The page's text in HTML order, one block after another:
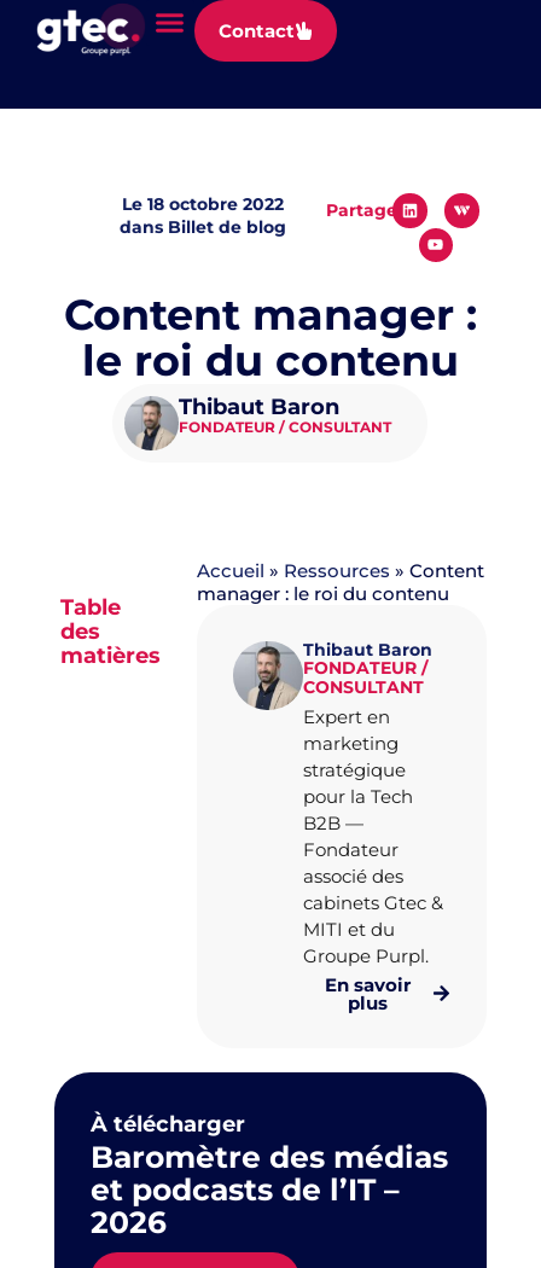
Panneau de gestion des cookies
Contact
Le 18 octobre 2022
dans Billet de blog
Partager
Content manager :
le roi du contenu
Thibaut Baron
FONDATEUR / CONSULTANT
Table
des
matières
Accueil » Ressources »Content
manager : le roi du contenu
Thibaut Baron
FONDATEUR /
CONSULTANT
Expert en
marketing
stratégique
pour la Tech
B2B —
Fondateur
associé des
cabinets Gtec &
MITI et du
Groupe Purpl.
En savoir
plus
À télécharger
Baromètre des médias
et podcasts de l’IT –
2026